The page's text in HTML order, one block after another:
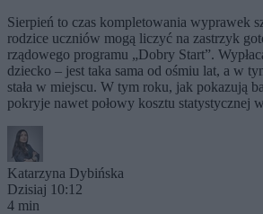
Sierpień to czas kompletowania wyprawek
rodzice uczniów mogą liczyć na zastrzyk
rządowego programu „Dobry Start”.
dziecko – jest taka sama od ośmiu lat, a w
stała w miejscu. W tym roku, jak pokazują
pokryje nawet połowy kosztu statystycznej
Katarzyna Dybińska
Dzisiaj 10:12
4 min